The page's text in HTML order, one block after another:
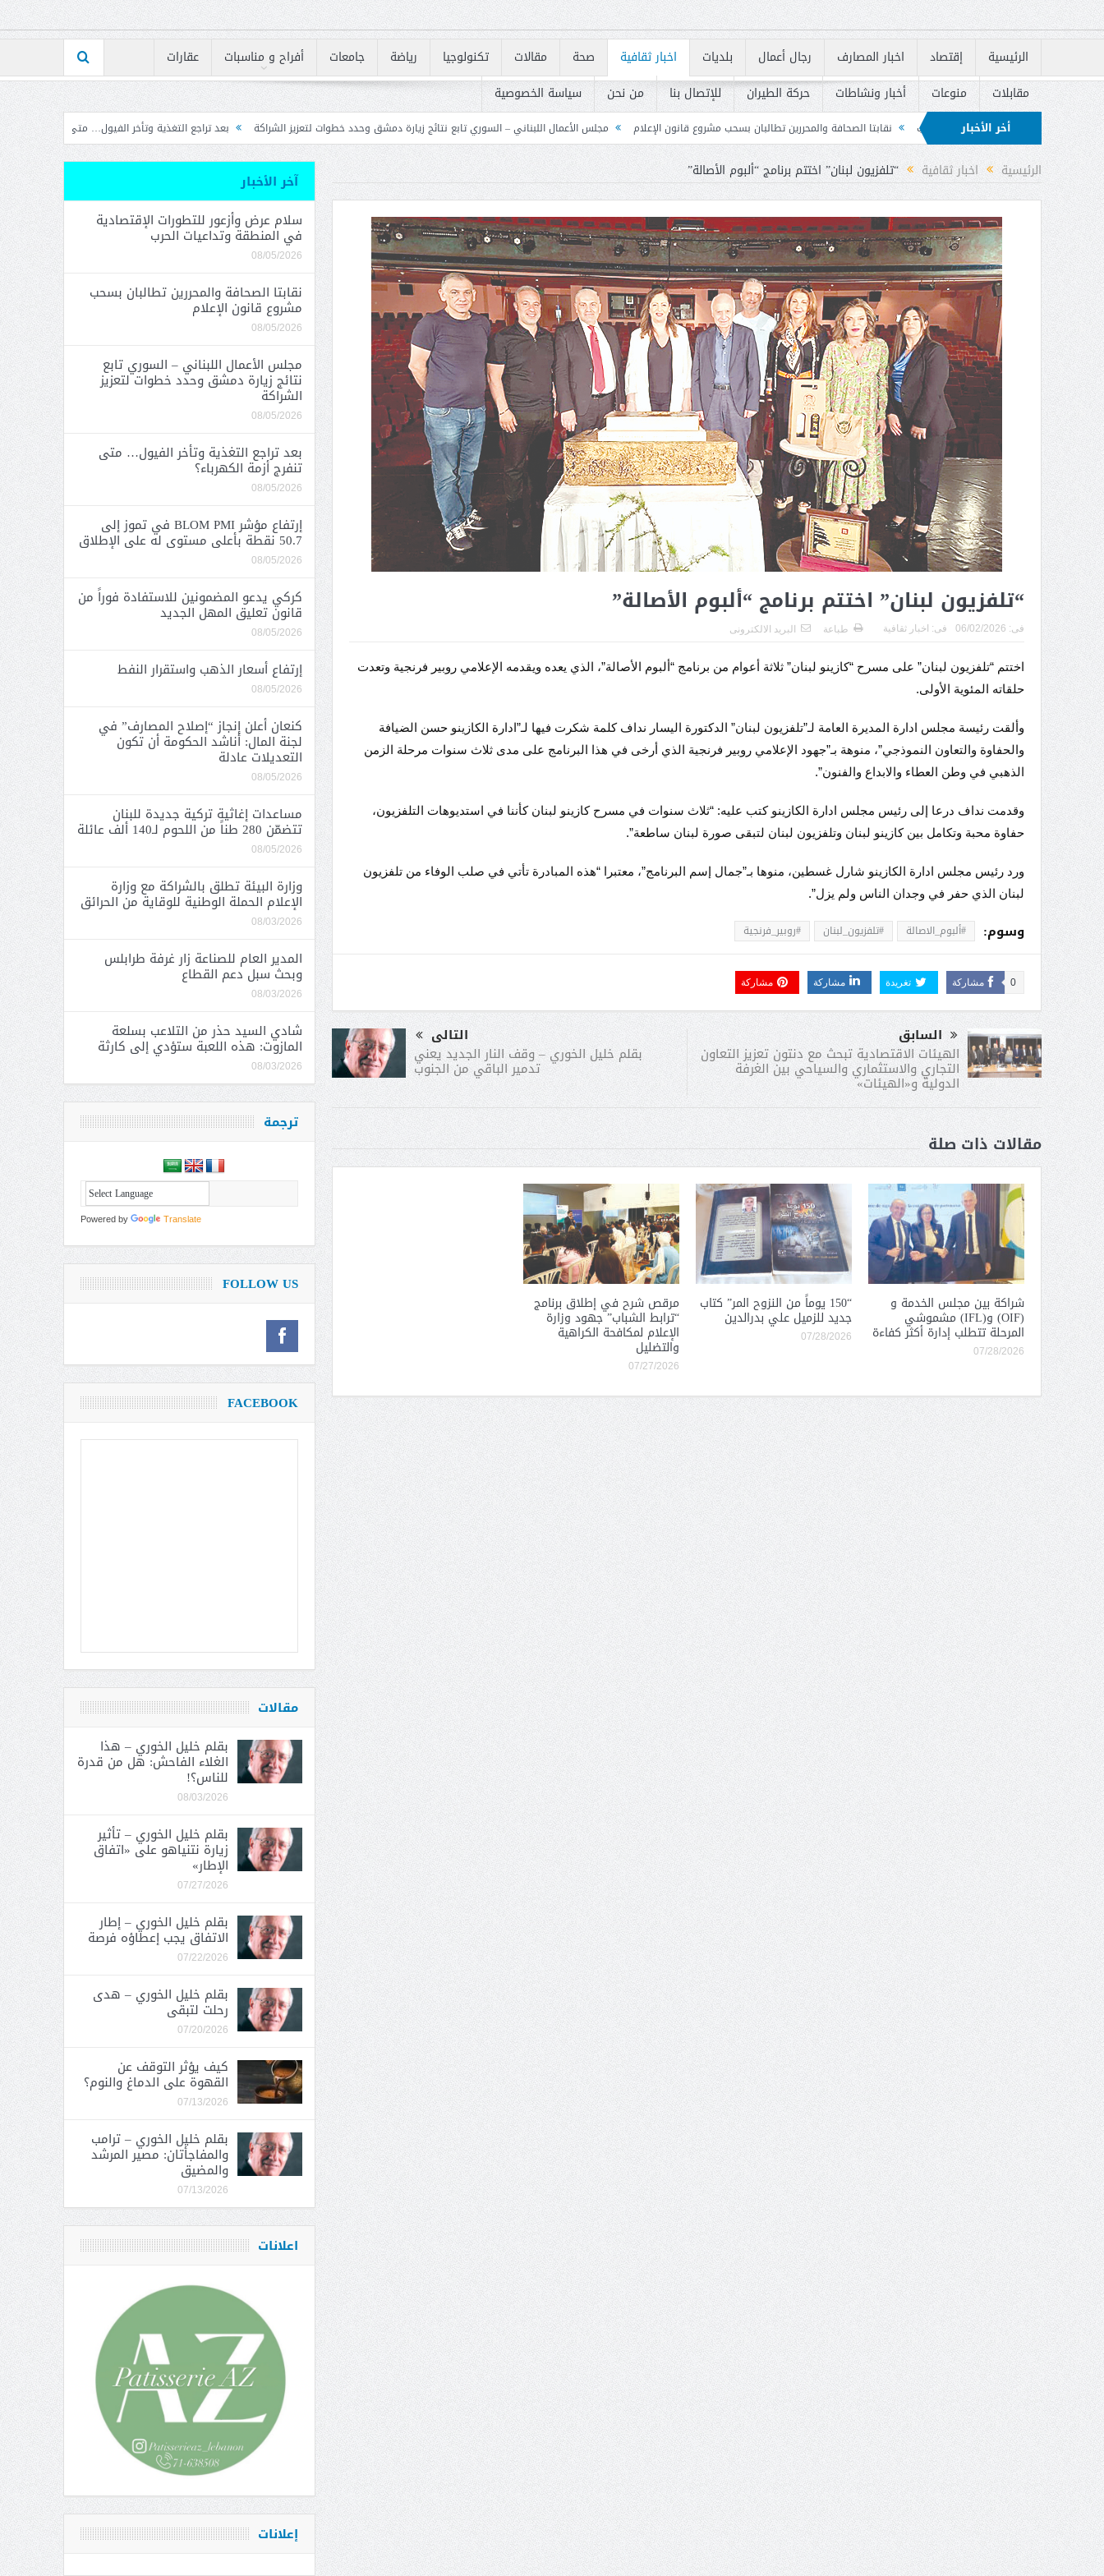
الرئيسية إقتصاد اخبار المصارف رجال أعمال بلديات اخبار ثقافية صحة مقالات تكنولوجيا رياضة جامعات أفراح و مناسبات
عقارات
مقابلات
منوعات أخبار ونشاطات حركة الطيران للإتصال بنا من نحن سياسة الخصوصية
أخر الأخبار الحرب نقابتا الصحافة والمحررين تطالبان بسحب مشروع قانون الإعلام مجلس الأعمال اللبناني – السوري تابع نتائج زيارة دمشق وحدد خطوات لتعزيز الشراكة بعد تراجع التغذية وتأخر الفيول… متى تنفرج أزمة الكهرباء؟
إرتفاع مؤشر BLOM PMI في تموز إلى 50.7 نقطة بأعلى مستوى له على الإطلاق
الوطنية للوقاية من الحرائق
الرئيسية اخبار ثقافية “تلفزيون لبنان” اختتم برنامج “ألبوم الأصالة”
“تلفزيون لبنان” اختتم برنامج “ألبوم الأصالة”
فى: 06/02/2026 فى: اخبار ثقافية طباعة البريد الالكترونى
اختتم “تلفزيون لبنان” على مسرح “كازينو لبنان” ثلاثة أعوام من برنامج “ألبوم الأصالة”، الذي يعده ويقدمه الإعلامي روبير فرنجية وتعدت
حلقاته المئوية الأولى.
وألقت رئيسة مجلس ادارة المديرة العامة لـ”تلفزيون لبنان” الدكتورة اليسار نداف كلمة شكرت فيها لـ”ادارة الكازينو حسن الضيافة
والحفاوة والتعاون النموذجي”، منوهة بـ”جهود الإعلامي روبير فرنجية الذي أرخى في هذا البرنامج على مدى ثلاث سنوات مرحلة الزمن
الذهبي في وطن العطاء والابداع والفنون”.
وقدمت نداف درعا إلى رئيس مجلس ادارة الكازينو كتب عليه: “⁠ثلاث سنوات في مسرح كازينو لبنان كأننا في استديوهات التلفزيون،
حفاوة محبة وتكامل بين كازينو لبنان وتلفزيون لبنان لتبقى صورة لبنان ساطعة”.
ورد رئيس مجلس ادارة الكازينو شارل غسطين، منوها بـ”جمال إسم البرنامج”، معتبرا “هذه المبادرة تأتي في صلب الوفاء من تلفزيون
لبنان الذي حفر في وجدان الناس ولم يزل”.
وسوم: #ألبوم_الاصالة #تلفزيون_لبنان #روبير_فرنجية
مشاركة 0 تغريدة مشاركة مشاركة
السابق
الهيئات الاقتصادية تبحث مع دنتون تعزيز التعاون
التجاري والاستثماري والسياحي بين الغرفة
الدولية و«الهيئات»
التالى
بقلم خليل الخوري – وقف النار الجديد يعني
تدمير الباقي من الجنوب
مقالات ذات صلة
شراكة بين مجلس الخدمة و
(OIF) و(IFL) مشموشي
المرحلة تتطلب إدارة أكثر كفاءة
07/28/2026
“150 يوماً من النزوح المر” كتاب
جديد للزميل علي بدرالدين
07/28/2026
مرقص شرح في إطلاق برنامج
“ترابط الشباب” جهود وزارة
الإعلام لمكافحة الكراهية
والتضليل
07/27/2026
آخر الأخبار
سلام عرض وأزعور للتطورات الإقتصادية
في المنطقة وتداعيات الحرب
08/05/2026
نقابتا الصحافة والمحررين تطالبان بسحب
مشروع قانون الإعلام
08/05/2026
مجلس الأعمال اللبناني – السوري تابع
نتائج زيارة دمشق وحدد خطوات لتعزيز
الشراكة
08/05/2026
بعد تراجع التغذية وتأخر الفيول… متى
تنفرج أزمة الكهرباء؟
08/05/2026
إرتفاع مؤشر BLOM PMI في تموز إلى
50.7 نقطة بأعلى مستوى له على الإطلاق
08/05/2026
كركي يدعو المضمونين للاستفادة فوراً من
قانون تعليق المهل الجديد
08/05/2026
إرتفاع أسعار الذهب واستقرار النفط
08/05/2026
كنعان أعلن إنجاز “إصلاح المصارف” في
لجنة المال: أناشد الحكومة أن تكون
التعديلات عادلة
08/05/2026
مساعدات إغاثية تركية جديدة للبنان
تتضمّن 280 طناً من اللحوم لـ140 ألف عائلة
08/05/2026
وزارة البيئة تطلق بالشراكة مع وزارة
الإعلام الحملة الوطنية للوقاية من الحرائق
08/03/2026
المدير العام للصناعة زار غرفة طرابلس
وبحث سبل دعم القطاع
08/03/2026
شادي السيد حذر من التلاعب بسلعة
المازوت: هذه اللعبة ستؤدي إلى كارثة
08/03/2026
ترجمة
Powered by Translate
FOLLOW US
FACEBOOK
مقالات
بقلم خليل الخوري – هذا
الغلاء الفاحش: هل من قدرة
للناس؟!
08/03/2026
بقلم خليل الخوري – تأثير
زيارة نتنياهو على «اتفاق
الإطار»
07/27/2026
بقلم خليل الخوري – إطار
الاتفاق يجب إعطاؤه فرصة
07/22/2026
بقلم خليل الخوري – هدى
رحلت لتبقى
07/20/2026
كيف يؤثر التوقف عن
القهوة على الدماغ والنوم؟
07/13/2026
بقلم خليل الخوري – ترامب
والمفاجأتان: مصير المرشد
والمضيق
07/13/2026
اعلانات
إعلانات